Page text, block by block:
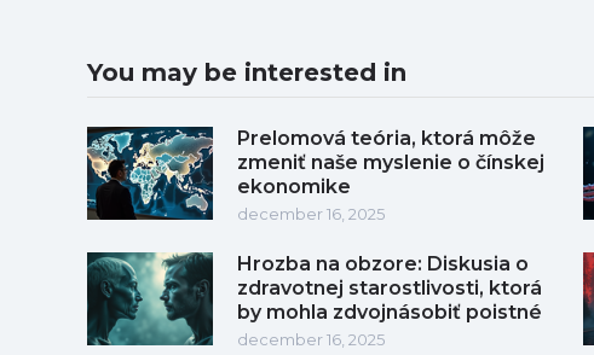
You may be interested in
Prelomová teória, ktorá môže
zmeniť naše myslenie o čínskej
ekonomike
december 16, 2025
Hrozba na obzore: Diskusia o
zdravotnej starostlivosti, ktorá
by mohla zdvojnásobiť poistné
december 16, 2025